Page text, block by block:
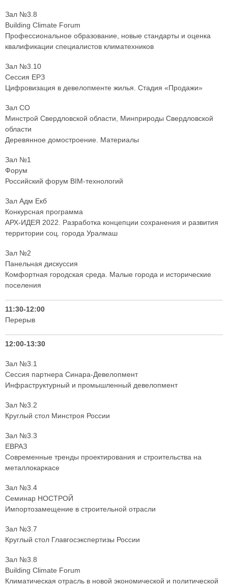
Зал №3.8
Building Climate Forum
Профессиональное образование, новые стандарты и оценка
квалификации специалистов климатехников
Зал №3.10
Сессия ЕРЗ
Цифровизация в девелопменте жилья. Стадия «Продажи»
Зал СО
Минстрой Свердловской области, Минприроды Свердловской
области
Деревянное домостроение. Материалы
Зал №1
Форум
Российский форум BIM-технологий
Зал Адм Екб
Конкурсная программа
АРХ-ИДЕЯ 2022. Разработка концепции сохранения и развития
территории соц. города Уралмаш
Зал №2
Панельная дискуссия
Комфортная городская среда. Малые города и исторические
поселения
11:30-12:00
Перерыв
12:00-13:30
Зал №3.1
Сессия партнера Синара-Девелопмент
Инфраструктурный и промышленный девелопмент
Зал №3.2
Круглый стол Минстроя России
Зал №3.3
ЕВРАЗ
Современные тренды проектирования и строительства на
металлокаркасе
Зал №3.4
Семинар НОСТРОЙ
Импортозамещение в строительной отрасли
Зал №3.7
Круглый стол Главгосэкспертизы России
Зал №3.8
Building Climate Forum
Климатическая отрасль в новой экономической и политической